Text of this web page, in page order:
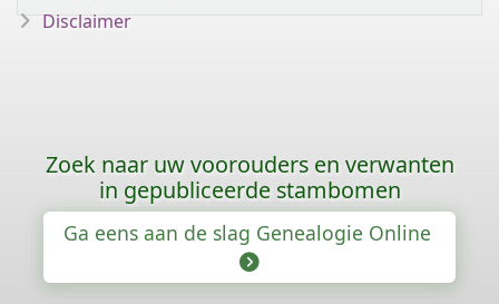
Disclaimer
Zoek naar uw voorouders en verwanten
in gepubliceerde stambomen
Ga eens aan de slag Genealogie Online